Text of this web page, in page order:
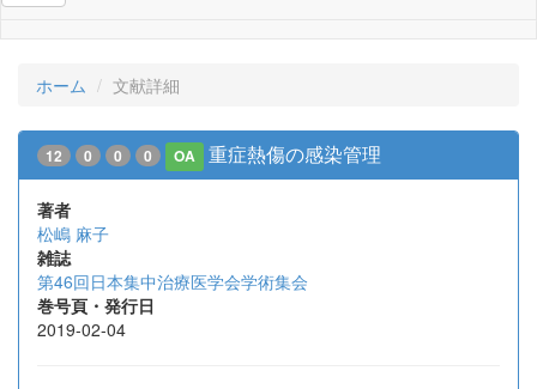
ホーム 文献詳細
12 0 0 0 OA 重症熱傷の感染管理
著者
松嶋 麻子
雑誌
第46回日本集中治療医学会学術集会
巻号頁・発行日
2019-02-04